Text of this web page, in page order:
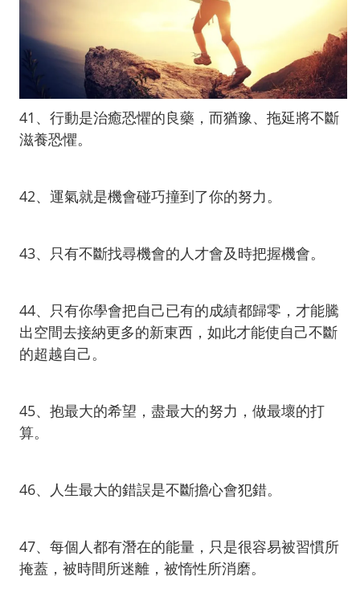
41、行動是治癒恐懼的良藥，而猶豫、拖延將不斷
滋養恐懼。
42、運氣就是機會碰巧撞到了你的努力。
43、只有不斷找尋機會的人才會及時把握機會。
44、只有你學會把自己已有的成績都歸零，才能騰
出空間去接納更多的新東西，如此才能使自己不斷
的超越自己。
45、抱最大的希望，盡最大的努力，做最壞的打
算。
46、人生最大的錯誤是不斷擔心會犯錯。
47、每個人都有潛在的能量，只是很容易被習慣所
掩蓋，被時間所迷離，被惰性所消磨。